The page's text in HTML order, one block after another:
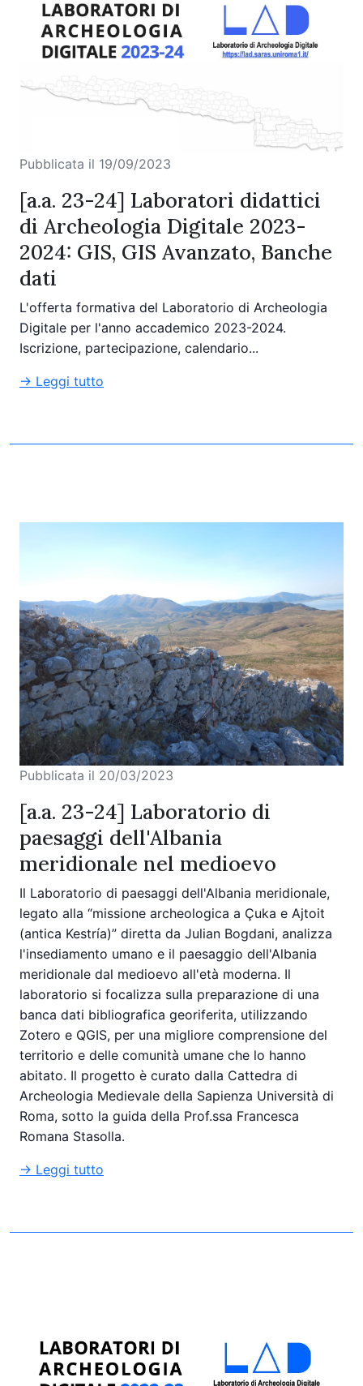
Pubblicata il 19/09/2023
[a.a. 23-24] Laboratori didattici
di Archeologia Digitale 2023-
2024: GIS, GIS Avanzato, Banche
dati
L'offerta formativa del Laboratorio di Archeologia
Digitale per l'anno accademico 2023-2024.
Iscrizione, partecipazione, calendario...
→ Leggi tutto
Pubblicata il 20/03/2023
[a.a. 23-24] Laboratorio di
paesaggi dell'Albania
meridionale nel medioevo
Il Laboratorio di paesaggi dell'Albania meridionale,
legato alla “missione archeologica a Çuka e Ajtoit
(antica Kestría)” diretta da Julian Bogdani, analizza
l'insediamento umano e il paesaggio dell'Albania
meridionale dal medioevo all'età moderna. Il
laboratorio si focalizza sulla preparazione di una
banca dati bibliografica georiferita, utilizzando
Zotero e QGIS, per una migliore comprensione del
territorio e delle comunità umane che lo hanno
abitato. Il progetto è curato dalla Cattedra di
Archeologia Medievale della Sapienza Università di
Roma, sotto la guida della Prof.ssa Francesca
Romana Stasolla.
→ Leggi tutto